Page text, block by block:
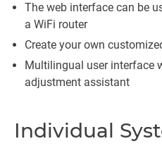
The web interface can be
a WiFi router
Create your own
Multilingual user interface
adjustment assistant
Individual